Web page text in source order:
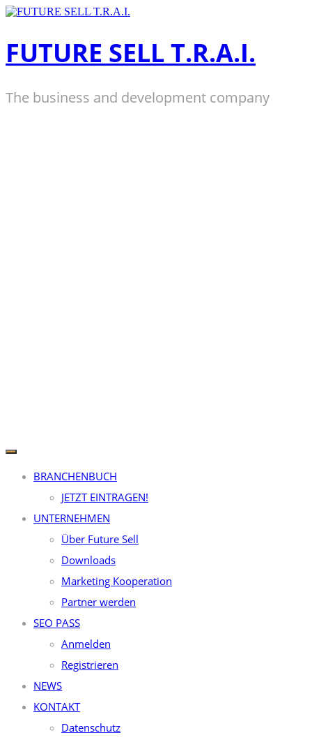
Zum
FUTURE SELL T.R.A.I.
The business and development company
BRANCHENBUCH
JETZT EINTRAGEN!
UNTERNEHMEN
Über Future Sell
Downloads
Marketing Kooperation
Partner werden
SEO PASS
Anmelden
Registrieren
NEWS
KONTAKT
Datenschutz